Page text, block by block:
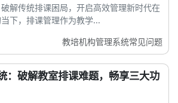
解传统排课困局，开启高效管理新时代在
下，排课管理作为教学...
教培机构管理系统常见问题
：破解教室排课难题，畅享三大功